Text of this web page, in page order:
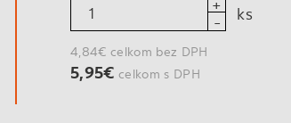
ks
4,84€ celkom bez DPH
5,95€ celkom s DPH